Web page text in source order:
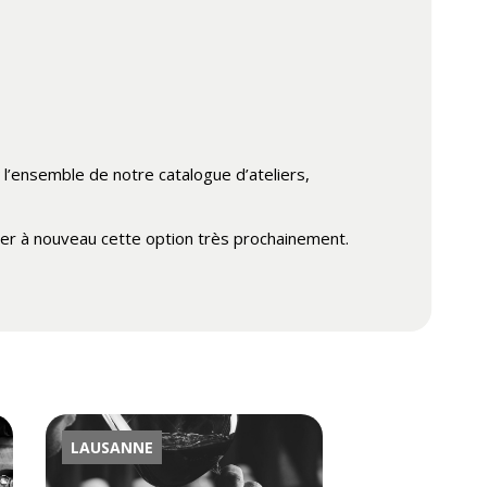
de notre catalogue d’ateliers,
à nouveau cette option très prochainement.
LAUSANNE